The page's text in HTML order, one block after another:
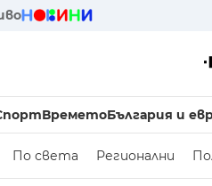
ВреметоБългария и
По света Регионални